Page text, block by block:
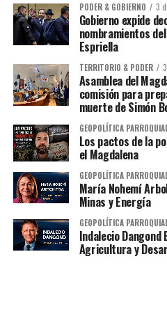
PODER & GOBIERNO 3
Gobierno expide
nombramientos
Espriella
TERRITORIO & PODER
Asamblea del
comisión para
muerte de Simón
GEOPOLÍTICA
Los pactos de la
el Magdalena
GEOPOLÍTICA
María Nohemí
Minas y Energía
GEOPOLÍTICA
Indalecio
Agricultura y